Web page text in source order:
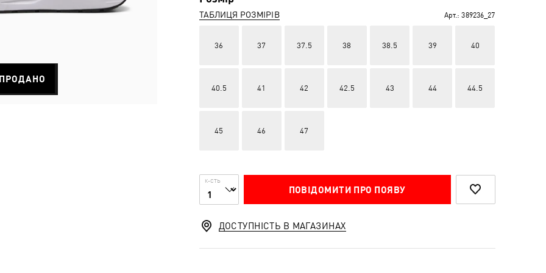
ТАБЛИЦЯ РОЗМІРІВ Арт.: 389236_27
36 37 37.5 38 38.5 39 40
40.5 41 42 42.5 43 44 44.5
45 46 47
К-СТЬ
ПОВІДОМИТИ ПРО ПОЯВУ
ДОСТУПНІСТЬ В МАГАЗИНАХ